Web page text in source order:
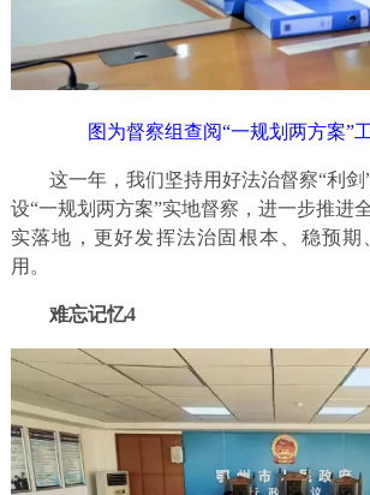
图为督察组查阅“一规划两方案”
这一年，我们坚持用好法治督察“利
设“一规划两方案”实地督察，进一步推进
实落地，更好发挥法治固根本、稳预期
用。
难忘记忆4